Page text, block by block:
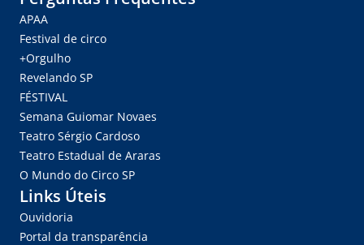
APAA
Festival de circo
+Orgulho
Revelando SP
FÉSTIVAL
Semana Guiomar Novaes
Teatro Sérgio Cardoso
Teatro Estadual de Araras
O Mundo do Circo SP
Links Úteis
Ouvidoria
Portal da transparência